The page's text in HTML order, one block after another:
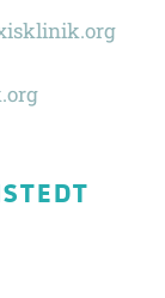
klinik.org